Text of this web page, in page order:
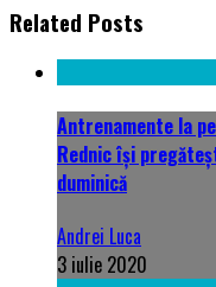
Related Posts
Antrenamente la
Rednic își
duminică
Andrei Luca
3 iulie 2020